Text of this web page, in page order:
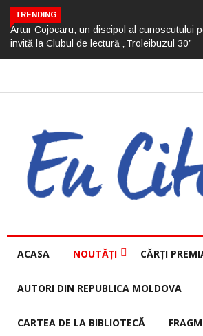
TRENDING
Artur Cojocaru, un discipol al cunoscutului
invită la Clubul de lectură „Troleibuzul 30”
ACASA NOUTĂȚI CĂRȚI
AUTORI DIN REPUBLICA MOLDOVA
CARTEA DE LA BIBLIOTECĂ